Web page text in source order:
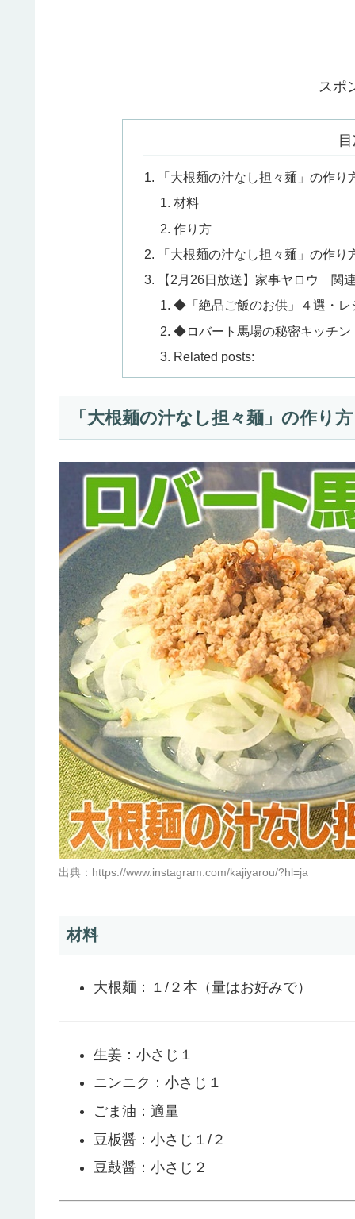
スポ
「大根麺の汁なし担々麺」の作り
材料
作り方
「大根麺の汁なし担々麺」の作り
【2月26日放送】家事ヤロウ 関
◆「絶品ご飯のお供」４選・レ
◆ロバート馬場の秘密キッチン
Related posts:
「大根麺の汁なし担々麺」の作り方
出典：https://www.instagram.com/kajiyarou/?hl=ja
材料
大根麺：１/２本（量はお好みで）
生姜：小さじ１
ニンニク：小さじ１
ごま油：適量
豆板醤：小さじ１/２
豆鼓醤：小さじ２